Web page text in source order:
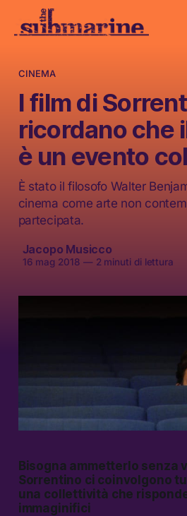
CINEMA
I film di
ricordano che
è un evento
È stato il filosofo Walter
cinema come arte non
partecipata.
Jacopo Musicco
16 mag 2018 —2 minuti di lettura
Bisogna ammetterlo senza
Sorrentino ci coinvolgono
una collettività che
immaginifici